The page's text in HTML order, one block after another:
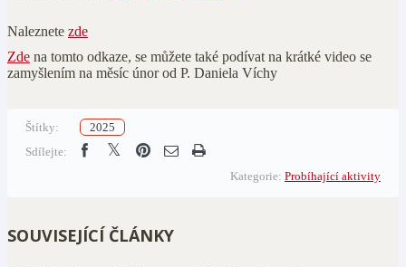
Naleznete zde
Zde na tomto odkaze, se můžete také podívat na krátké video se
zamyšlením na měsíc únor od P. Daniela Víchy
Štítky:
2025
Sdílejte:
Kategorie: Probíhající aktivity
SOUVISEJÍCÍ ČLÁNKY